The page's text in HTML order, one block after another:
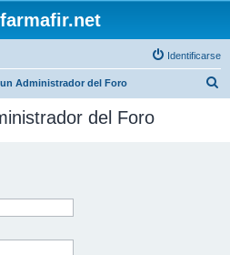
Identificarse
Administrador del Foro
del Foro